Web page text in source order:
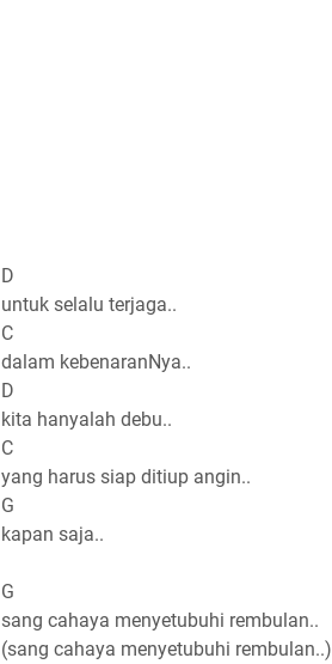
D
untuk selalu terjaga..
C
dalam kebenaranNya..
D
kita hanyalah debu..
C
yang harus siap ditiup angin..
G
kapan saja..
G
sang cahaya menyetubuhi rembulan..
(sang cahaya menyetubuhi rembulan..)